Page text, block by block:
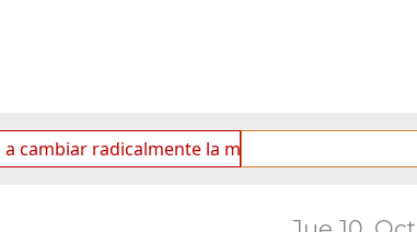
la matriz energética de Ushuaia”